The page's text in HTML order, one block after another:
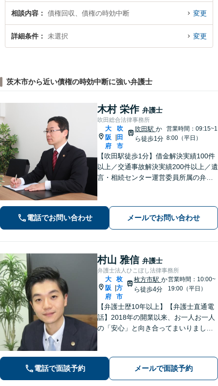
相談内容 債権回収、債権の時効中断 変更
詳細条件 未選択 変更
茨木市から近い債権の時効中断に強い弁護士
木村 栄作 弁護士
吹田総合法律事務所
大
阪
府
吹
田
市
吹田駅 か
ら徒歩1分
営業時間：09:15~1
8:00（平日）
【吹田駅徒歩1分】借金解決実績100件
以上／交通事故解決実績200件以上／遺
言・相続センター運営委員所属の弁護
ください。きめ細やかで丁寧な対応が
モットーです。
電話でお問い合わせ メールでお問い合わせ
村山 雅信 弁護士
弁護士法人ひこぼし法律事務所
大
阪
府
枚
方
市
枚方市駅 か
ら徒歩4分
営業時間：10:00~
19:00（平日）
【弁護士歴10年以上】【弁護士直通電
話】2018年の開業以来、お一人お一人
の「安心」と向き合ってまいりまし
ていただける結果を目指し、迅速かつ
粘り強く対応することをお約束しま
す。
電話で面談予約 メールで面談予約